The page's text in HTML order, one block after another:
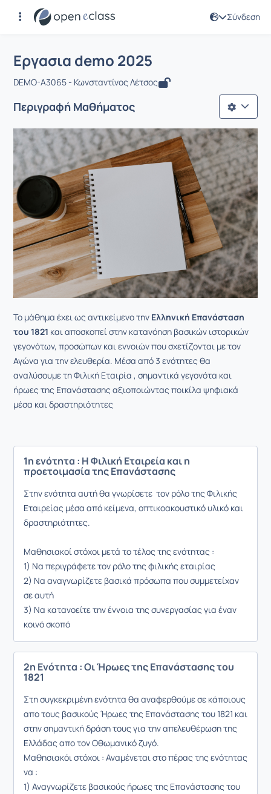
Σύνδεση
Αρχική Σελίδα
Μάθημα : Εργασια demo 2025
Εργασια demo 2025
DEMO-A3065 - Κωνσταντίνος Λέτσος
Περιγραφή Μαθήματος
Το μάθημα έχει ως αντικείμενο την Ελληνική Επανάσταση
του 1821 και αποσκοπεί στην κατανόηση βασικών ιστορικών
γεγονότων, προσώπων και εννοιών που σχετίζονται με τον
Αγώνα για την ελευθερία. Μέσα από 3 ενότητες θα
αναλύσουμε τη Φιλική Εταιρία , σημαντικά γεγονότα και
ήρωες της Επανάστασης αξιοποιώντας ποικίλα ψηφιακά
μέσα και δραστηριότητες
1η ενότητα : Η Φιλική Εταιρεία και η
προετοιμασία της Επανάστασης
Στην ενότητα αυτή θα γνωρίσετε τον ρόλο της Φιλικής
Εταιρείας μέσα από κείμενα, οπτικοακουστικό υλικό και
δραστηριότητες.
Μαθησιακοί στόχοι μετά το τέλος της ενότητας :
1) Να περιγράφετε τον ρόλο της φιλικής εταιρίας
2) Να αναγνωρίζετε βασικά πρόσωπα που συμμετείχαν
σε αυτή
3) Να κατανοείτε την έννοια της συνεργασίας για έναν
κοινό σκοπό
2η Ενότητα : Οι Ήρωες της Επανάστασης του
1821
Στη συγκεκριμένη ενότητα θα αναφερθούμε σε κάποιους
απο τους βασικούς Ήρωες της Επανάστασης του 1821 και
στην σημαντική δράση τους για την απελευθέρωση της
Ελλάδας απο τον Οθωμανικό ζυγό.
Μαθησιακόι στόχοι : Αναμένεται στο πέρας της ενότητας
να :
1) Αναγνωρίζετε βασικούς ήρωες της Επανάστασης του